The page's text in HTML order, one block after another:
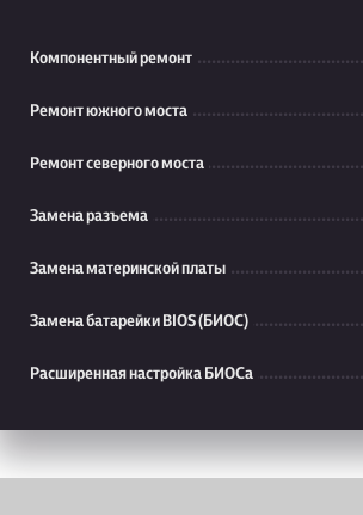
Компонентный ремонт
Ремонт южного моста
Ремонт северного моста
Замена разъема
Замена материнской платы
Замена батарейки BIOS (БИОС)
Расширенная настройка БИОСа